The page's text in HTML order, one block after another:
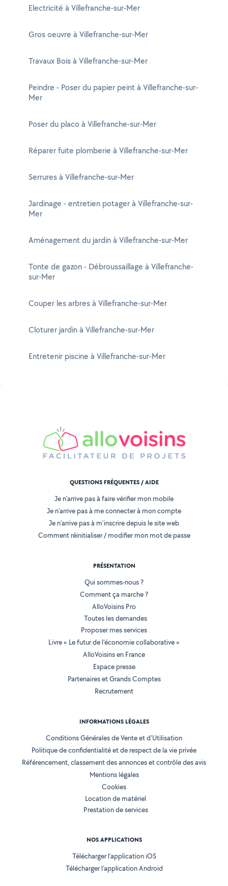
Electricité à Villefranche-sur-Mer
Gros oeuvre à Villefranche-sur-Mer
Travaux Bois à Villefranche-sur-Mer
Peindre - Poser du papier peint à Villefranche-sur-
Mer
Poser du placo à Villefranche-sur-Mer
Réparer fuite plomberie à Villefranche-sur-Mer
Serrures à Villefranche-sur-Mer
Jardinage - entretien potager à Villefranche-sur-
Mer
Aménagement du jardin à Villefranche-sur-Mer
Tonte de gazon - Débroussaillage à Villefranche-
sur-Mer
Couper les arbres à Villefranche-sur-Mer
Cloturer jardin à Villefranche-sur-Mer
Entretenir piscine à Villefranche-sur-Mer
QUESTIONS FRÉQUENTES / AIDE
Je n'arrive pas à faire vérifier mon mobile
Je n'arrive pas à me connecter à mon compte
Je n'arrive pas à m'inscrire depuis le site web
Comment réinitialiser / modifier mon mot de passe
PRÉSENTATION
Qui sommes-nous ?
Comment ça marche ?
AlloVoisins Pro
Toutes les demandes
Proposer mes services
Livre « Le futur de l'économie collaborative »
AlloVoisins en France
Espace presse
Partenaires et Grands Comptes
Recrutement
INFORMATIONS LÉGALES
Conditions Générales de Vente et d'Utilisation
Politique de confidentialité et de respect de la vie privée
Référencement, classement des annonces et contrôle des avis
Mentions légales
Cookies
Location de matériel
Prestation de services
NOS APPLICATIONS
Télécharger l’application iOS
Télécharger l’application Android